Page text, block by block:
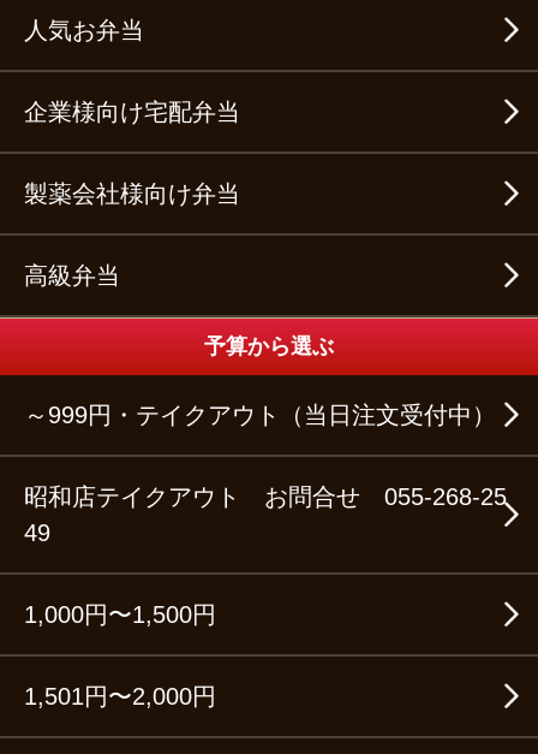
人気お弁当
企業様向け宅配弁当
製薬会社様向け弁当
高級弁当
予算から選ぶ
～999円・テイクアウト（当日注文受付中）
昭和店テイクアウト お問合せ 055-268-25
49
1,000円〜1,500円
1,501円〜2,000円